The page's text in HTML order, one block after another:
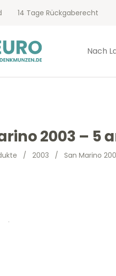
14 Tage Rückgaberecht
Nach
2003 – 5
/ 2003 / San Marino